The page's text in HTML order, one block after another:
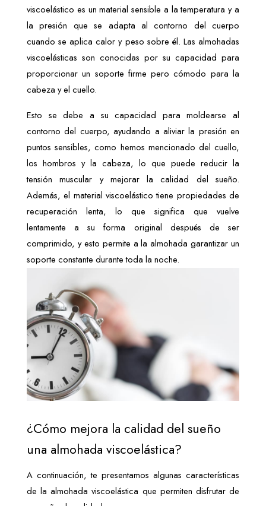
viscoelástico es un material sensible a la temperatura y a
la presión que se adapta al contorno del cuerpo
cuando se aplica calor y peso sobre él. Las almohadas
viscoelásticas son conocidas por su capacidad para
proporcionar un soporte firme pero cómodo para la
cabeza y el cuello.
Esto se debe a su capacidad para moldearse al
contorno del cuerpo, ayudando a aliviar la presión en
puntos sensibles, como hemos mencionado del cuello,
los hombros y la cabeza, lo que puede reducir la
tensión muscular y mejorar la calidad del sueño.
Además, el material viscoelástico tiene propiedades de
recuperación lenta, lo que significa que vuelve
lentamente a su forma original después de ser
comprimido, y esto permite a la almohada garantizar un
soporte constante durante toda la noche.
¿Cómo mejora la calidad del sueño
una almohada viscoelástica?
A continuación, te presentamos algunas características
de la almohada viscoelástica que permiten disfrutar de